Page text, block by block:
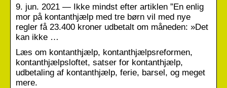
9. jun. 2021 — Ikke mindst efter artiklen ”En enlig
mor på kontanthjælp med tre børn vil med nye
regler få 23.400 kroner udbetalt om måneden: »Det
kan ikke …
Læs om kontanthjælp, kontanthjælpsreformen,
kontanthjælpsloftet, satser for kontanthjælp,
udbetaling af kontanthjælp, ferie, barsel, og meget
mere.